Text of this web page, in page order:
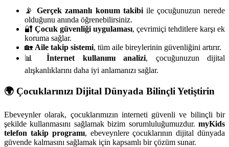
📡Gerçek zamanlı konum takibiile çocuğunuzun nerede
olduğunu anında öğrenebilirsiniz.
🔐 Çocuk güvenliği uygulaması, çevrimiçi tehditlere karşı ek
koruma sağlar.
🏡 Aile takip sistemi, tüm aile bireylerinin güvenliğini artırır.
📊 İnternet kullanımı analizi, çocuğunuzun dijital
alışkanlıklarını daha iyi anlamanızı sağlar.
🌍 Çocuklarınızı Dijital Dünyada Bilinçli Yetiştirin
Ebeveynler olarak, çocuklarımızın interneti güvenli ve bilinçli bir
şekilde kullanmasını sağlamak bizim sorumluluğumuzdur. myKids
telefon takip programı, ebeveynlere çocuklarının dijital dünyada
güvende kalmasını sağlamak için kapsamlı bir çözüm sunar.